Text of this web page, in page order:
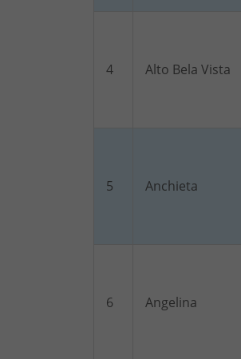
4 Alto Bela Vista
5 Anchieta
6 Angelina